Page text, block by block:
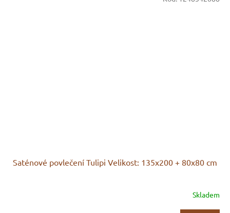
Saténové povlečení Tulipi Velikost: 135x200 + 80x80 cm
Skladem